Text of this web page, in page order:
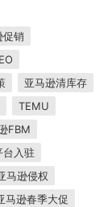
促销
亚马逊清库存
TEMU
FBM
台入驻
马逊侵权
马逊春季大促